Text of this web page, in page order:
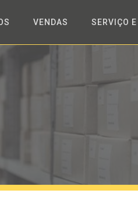
VENDAS SERVIÇO